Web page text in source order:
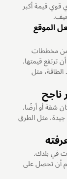
قوي قيمة أكبر
الموقع
من مخططات
ترتفع قيمتها.
مثل
ناجح
شقة أو أرضًا.
جيدة، مثل الطرق
في بلدك.
أن تحصل على